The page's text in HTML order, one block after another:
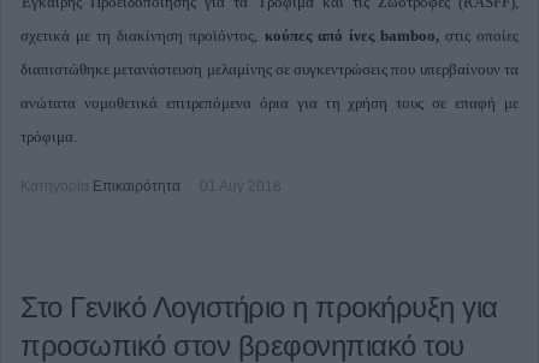
σχετικά με τη διακίνηση προϊόντος, κούπες από ίνες bamboo,στις οποίες
διαπιστώθηκε μετανάστευση μελαμίνης σε συγκεντρώσεις που υπερβαίνουν τα
ανώτατα νομοθετικά επιτρεπόμενα όρια για τη χρήση τους σε επαφή με
τρόφιμα.
Κατηγορία Επικαιρότητα 01 Αυγ 2018
Στο Γενικό Λογιστήριο η προκήρυξη για
προσωπικό στον βρεφονηπιακό του